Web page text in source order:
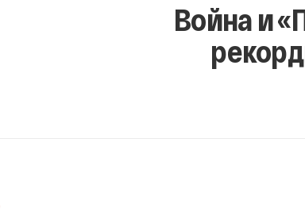
Война и